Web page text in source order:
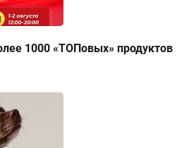
1000 «ТОПовых» продуктов